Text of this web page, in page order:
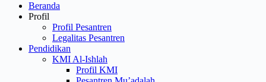
Beranda
Profil
Profil Pesantren
Legalitas Pesantren
Pendidikan
KMI Al-Ishlah
Profil KMI